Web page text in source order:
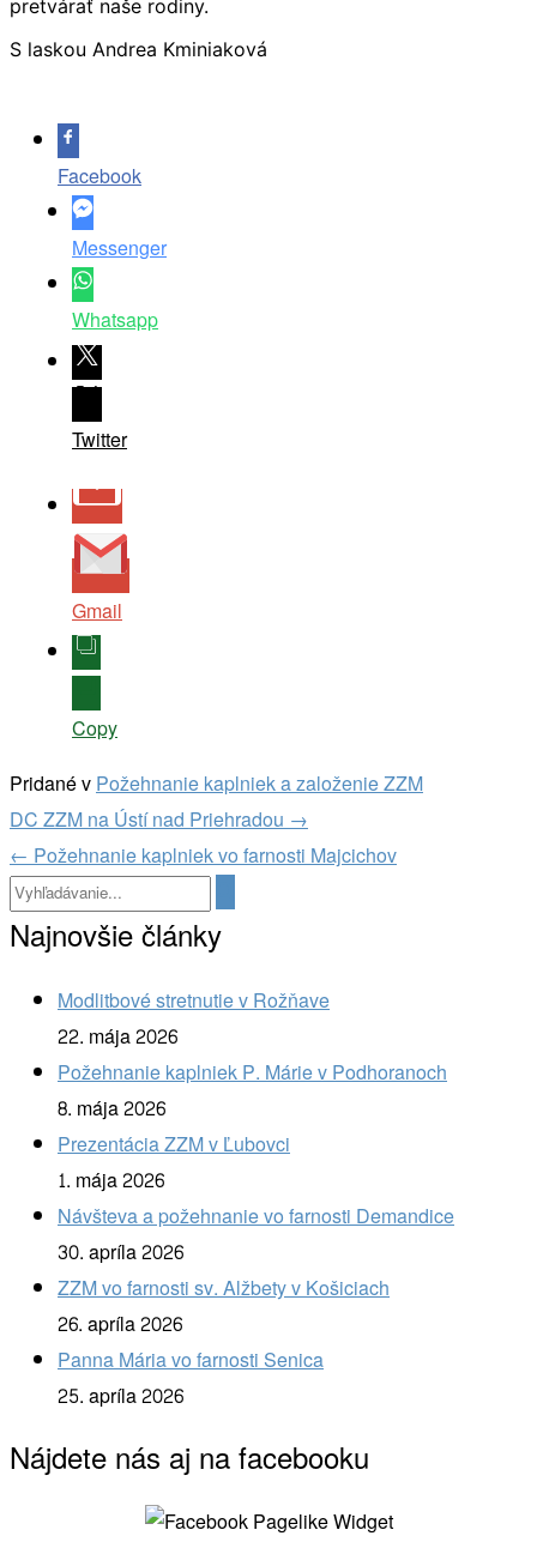
pretvárať naše rodiny.
S laskou Andrea Kminiaková
Facebook
Messenger
Whatsapp
Twitter
Gmail
Copy
Pridané vPožehnanie kaplniek a založenie ZZM
Navigácia
v
článkoch
DC ZZM na Ústí nad Priehradou→
←Požehnanie kaplniek vo farnosti Majcichov
Najnovšie články
Modlitbové stretnutie v Rožňave
22. mája 2026
Požehnanie kaplniek P. Márie v Podhoranoch
8. mája 2026
Prezentácia ZZM v Ľubovci
1. mája 2026
Návšteva a požehnanie vo farnosti Demandice
30. apríla 2026
ZZM vo farnosti sv. Alžbety v Košiciach
26. apríla 2026
Panna Mária vo farnosti Senica
25. apríla 2026
Nájdete nás aj na facebooku